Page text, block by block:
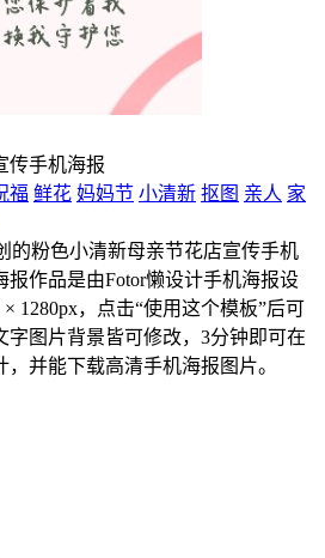
传手机海报
福 鲜花 妈妈节 小清新 抠图 亲人 家
的粉色小清新母亲节花店宣传手机
报作品是由Fotor懒设计手机海报设
1280px，点击“使用这个模板”后可
字图片背景皆可修改，3分钟即可在
并能下载高清手机海报图片。